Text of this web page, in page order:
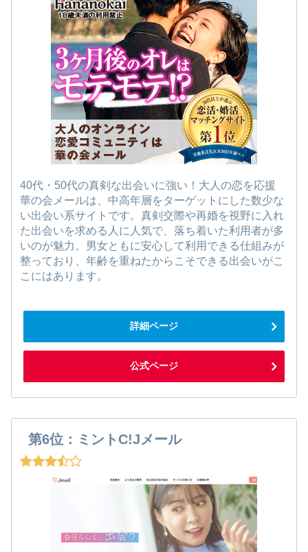
40代・50代の真剣な出会いに強い！大人の恋を応援
華の会メールは、中高年層をターゲットにした数少な
い出会い系サイトです。真剣交際や再婚を視野に入れ
た出会いを求める人に人気で、落ち着いた利用者が多
いのが魅力。男女ともに安心して利用できる仕組みが
整っており、年齢を重ねたからこそできる出会いがこ
こにはあります。
詳細ページ
公式ページ
第6位：ミントC!Jメール